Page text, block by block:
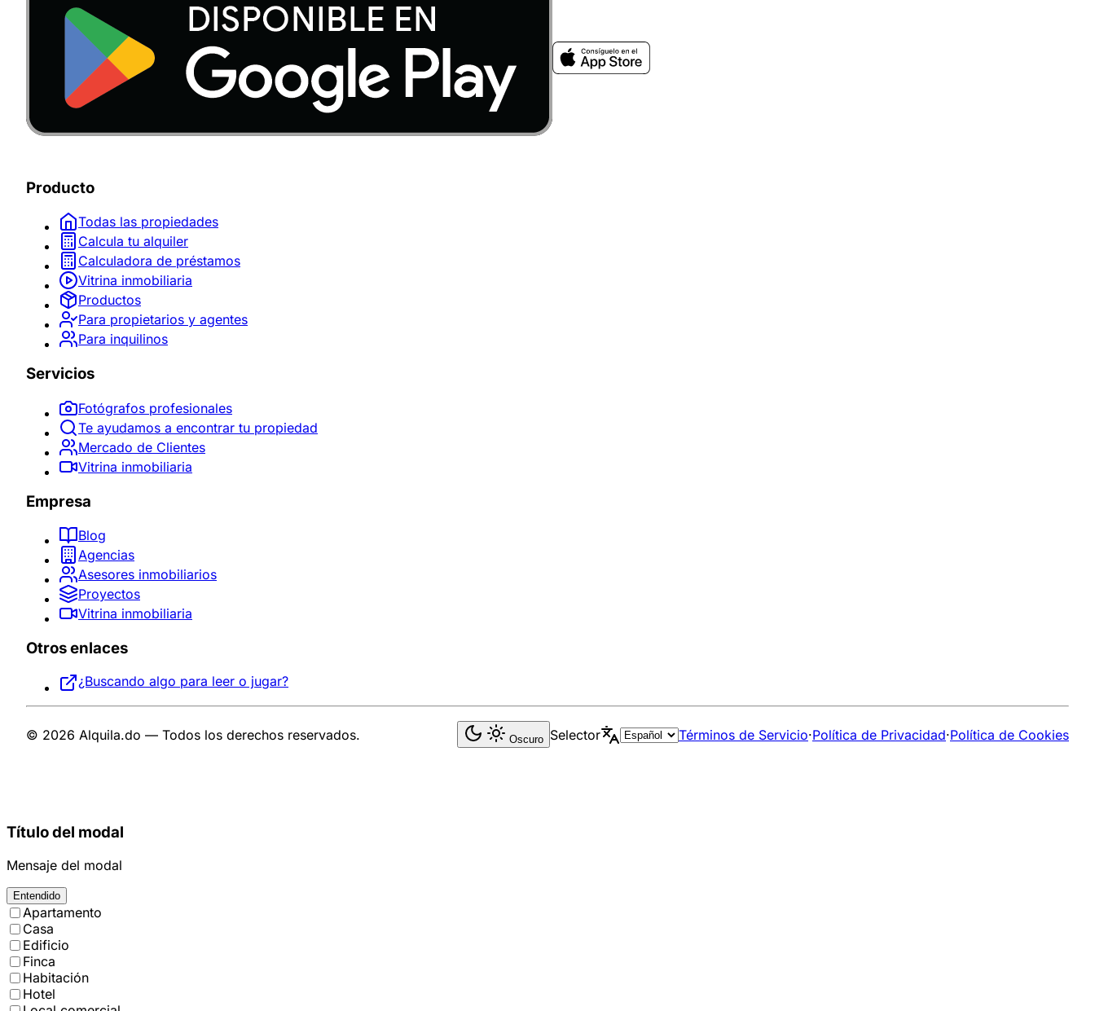
Producto
Todas las propiedades
Calcula tu alquiler
Calculadora de préstamos
Vitrina inmobiliaria
Productos
Para propietarios y agentes
Para inquilinos
Servicios
Fotógrafos profesionales
Te ayudamos a encontrar tu propiedad
Mercado de Clientes
Vitrina inmobiliaria
Empresa
Blog
Agencias
Asesores inmobiliarios
Proyectos
Vitrina inmobiliaria
Otros enlaces
¿Buscando algo para leer o jugar?
© 2026 Alquila.do — Todos los derechos reservados. Oscuro Selector Términos de Servicio·Política de Privacidad·Política de Cookies
Título del modal
Mensaje del modal
Entendido
Apartamento
Casa
Edificio
Finca
Habitación
Hotel